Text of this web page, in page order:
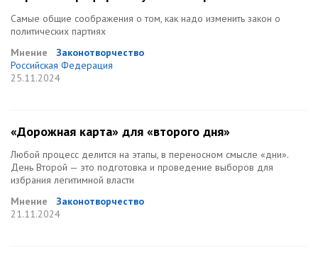
Самые общие соображения о том, как надо изменить закон о
политических партиях
Мнение
Законотворчество
Российская Федерация
25.11.2024
«Дорожная карта» для «второго дня»
Любой процесс делится на этапы, в переносном смысле «дни».
День Второй — это подготовка и проведение выборов для
избрания легитимной власти
Мнение
Законотворчество
21.11.2024